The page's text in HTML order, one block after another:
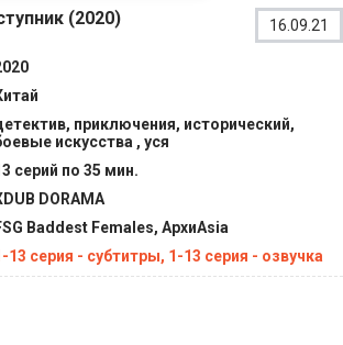
(2020) 16.09.21
приключения, исторический,
искусства , уся
серий по 35 мин.
DORAMA
Baddest Females, АрхиAsia
13 серия - субтитры, 1-13 серия - озвучка